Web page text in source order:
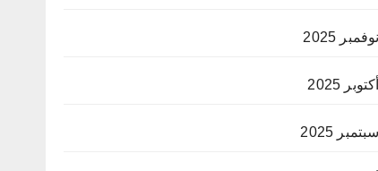
نوفمبر 2025
أكتوبر 2025
سبتمبر 2025